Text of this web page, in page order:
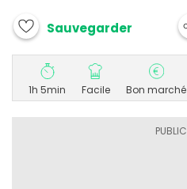
Sauvegarder
1h 5min Facile Bon marché